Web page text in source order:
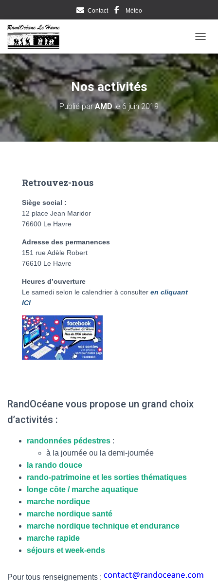
Contact Météo
Nos activités
Publié parAMDle6 juin 2019
Retrouvez-nous
Siège social :
12 place Jean Maridor
76600 Le Havre
Adresse des permanences
151 rue Adèle Robert
76610 Le Havre
Heures d’ouverture
Le samedi selon le calendrier à consulter en cliquant
ICI
RandOcéane vous propose un grand choix
d’activités :
randonnées pédestres :
à la journée ou la demi-journée
la rando douce
rando-patrimoine et les sorties thématiques
longe côte / marche aquatique
marche nordique
marche nordique santé
marche nordique technique et endurance
marche rapide
séjours et week-ends
Pour tous renseignements :